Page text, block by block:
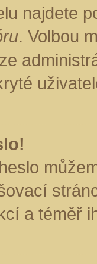
najdete
. Volbou
a téměř